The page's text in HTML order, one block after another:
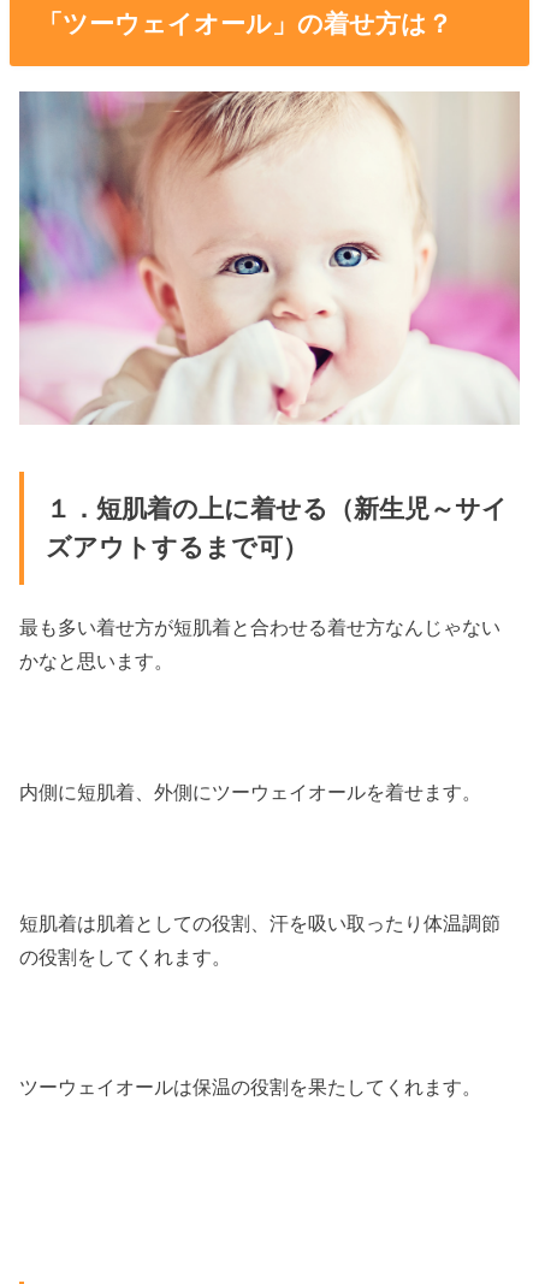
「ツーウェイオール」の着せ方は？
１．短肌着の上に着せる（新生児～サイ
ズアウトするまで可）
最も多い着せ方が短肌着と合わせる着せ方なんじゃない
かなと思います。
内側に短肌着、外側にツーウェイオールを着せます。
短肌着は肌着としての役割、汗を吸い取ったり体温調節
の役割をしてくれます。
ツーウェイオールは保温の役割を果たしてくれます。